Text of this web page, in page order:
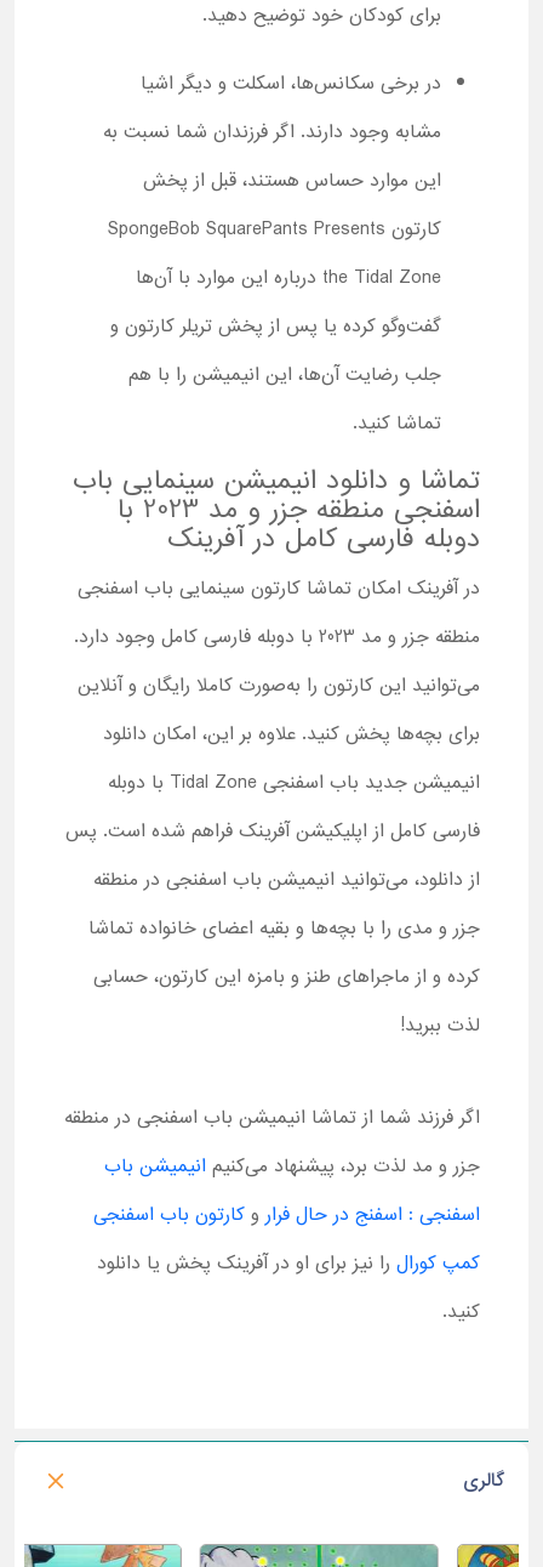
برای کودکان خود توضیح دهید.
در برخی سکانس‌ها، اسکلت و دیگر اشیا
مشابه وجود دارند. اگر فرزندان شما نسبت به
این موارد حساس هستند، قبل از پخش
کارتون SpongeBob SquarePants Presents
the Tidal Zone درباره این موارد با آن‌ها
گفت‌وگو کرده یا پس از پخش تریلر کارتون و
جلب رضایت آن‌ها، این انیمیشن را با هم
تماشا کنید.
تماشا و دانلود انیمیشن سینمایی باب
اسفنجی منطقه جزر و مد 2023 با
دوبله فارسی کامل در آفرینک
در آفرینک امکان تماشا کارتون سینمایی باب اسفنجی
منطقه جزر و مد 2023 با دوبله فارسی کامل وجود دارد.
می‌توانید این کارتون را به‌صورت کاملا رایگان و آنلاین
برای بچه‌ها پخش کنید. علاوه بر این، امکان دانلود
انیمیشن جدید باب اسفنجی Tidal Zone با دوبله
فارسی کامل از اپلیکیشن آفرینک فراهم شده است. پس
از دانلود، می‌توانید انیمیشن باب اسفنجی در منطقه
جزر و مدی را با بچه‌ها و بقیه اعضای خانواده تماشا
کرده و از ماجراهای طنز و بامزه این کارتون، حسابی
لذت ببرید!
اگر فرزند شما از تماشا انیمیشن باب اسفنجی در منطقه
جزر و مد لذت برد، پیشنهاد می‌کنیم انیمیشن باب
اسفنجی : اسفنج در حال فرار و کارتون باب اسفنجی
کمپ کورال را نیز برای او در آفرینک پخش یا دانلود
کنید.
گالری